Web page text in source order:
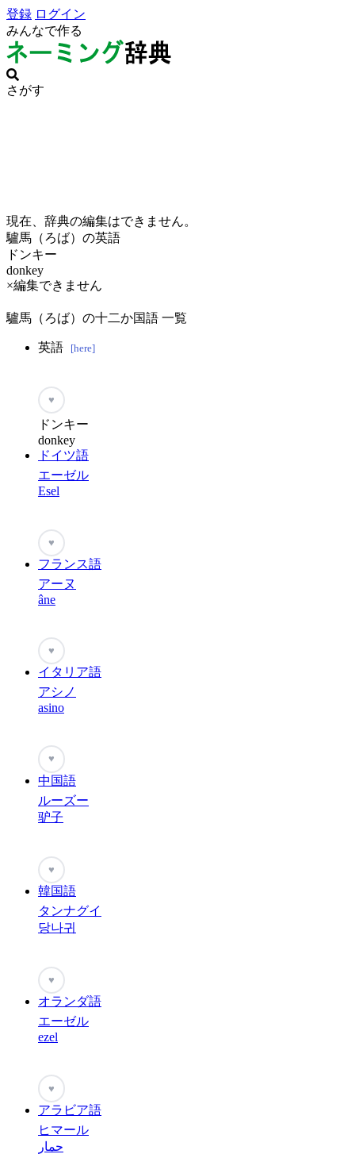
登録 ログイン
みんなで作る
さがす
現在、辞典の編集はできません。
驢馬（ろば）の英語
ドンキー
donkey
×編集できません
驢馬（ろば）の十二か国語 一覧
英語 [here]
♥
ドンキー
donkey
ドイツ語
エーゼル
Esel
♥
フランス語
アーヌ
âne
♥
イタリア語
アシノ
asino
♥
中国語
ルーズー
驴子
♥
韓国語
タンナグイ
당나귀
♥
オランダ語
エーゼル
ezel
♥
アラビア語
ヒマール
حمار